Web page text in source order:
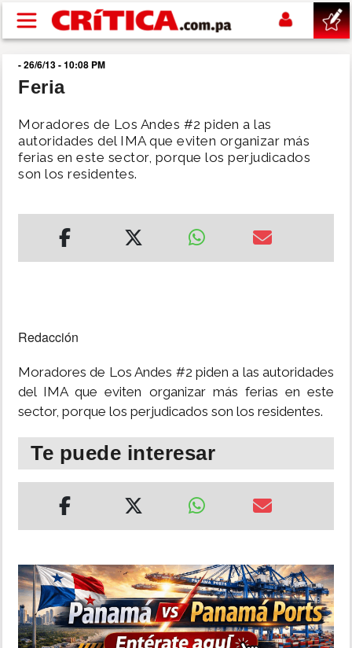
Pasar al contenido principal
buscar
NACIONAL
MUNDO
IMPRESO
- 26/6/13 - 10:08 PM
Feria
Moradores de Los Andes #2 piden a las
autoridades del IMA que eviten organizar más
ferias en este sector, porque los perjudicados
son los residentes.
Redacción
Moradores de Los Andes #2 piden a las autoridades
del IMA que eviten organizar más ferias en este
sector, porque los perjudicados son los residentes.
Te puede interesar